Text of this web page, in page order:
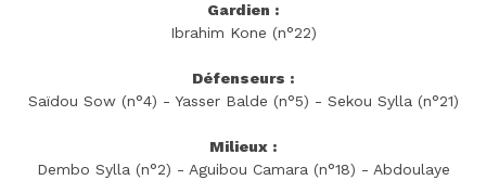
Gardien :
Ibrahim Kone (n°22)
Défenseurs :
Saïdou Sow (n°4) - Yasser Balde (n°5) - Sekou Sylla (n°21)
Milieux :
Dembo Sylla (n°2) - Aguibou Camara (n°18) - Abdoulaye